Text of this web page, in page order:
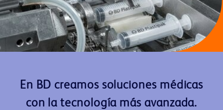
En BD creamos soluciones médicas
con la tecnología más avanzada.